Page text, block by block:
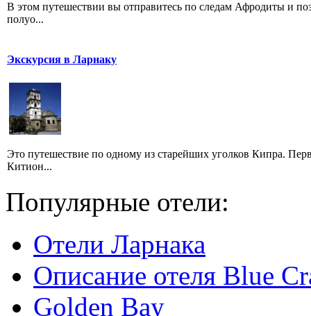
В этом путешествии вы отправитесь по следам Афродиты и
полуо...
Экскурсия в Ларнаку
Это путешествие по одному из старейших уголков Кипра.
Китион...
Популярные отели:
Отели Ларнака
Описание отеля Blue
Golden Bay